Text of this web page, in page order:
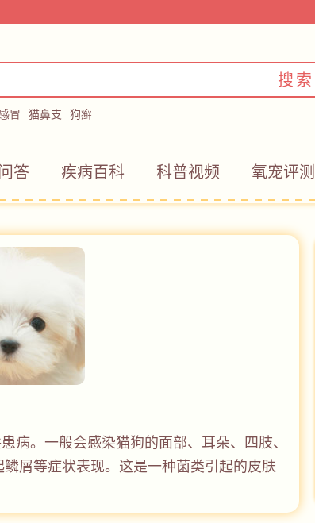
搜索
冒 猫鼻支 狗癣
答 疾病百科 科普视频 氧宠评测
病。一般会感染猫狗的面部、耳朵、四肢、
屑等症状表现。这是一种菌类引起的皮肤